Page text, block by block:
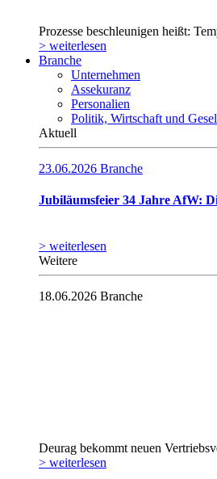
Prozesse beschleunigen heißt:
> weiterlesen
Branche
Unternehmen
Assekuranz
Personalien
Politik, Wirtschaft und
Aktuell
23.06.2026 Branche
Jubiläumsfeier 34 Jahre AfW:
> weiterlesen
Weitere
18.06.2026 Branche
Deurag bekommt neuen
> weiterlesen